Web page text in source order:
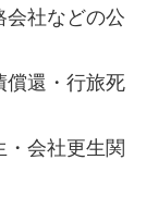
会社などの公
償還・行旅死
・会社更生関